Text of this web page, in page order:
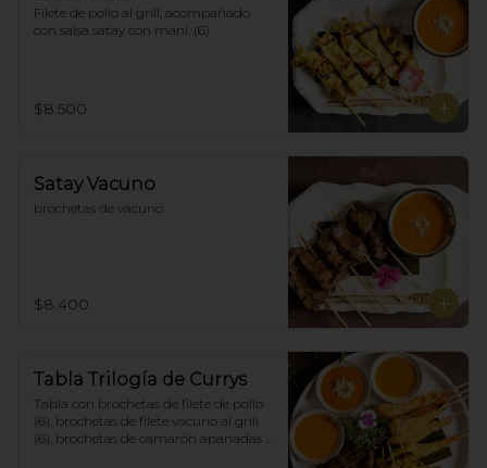
Filete de pollo al grill, acompañado
con salsa satay con maní. (6)
$8.500
Satay Vacuno
brochetas de vacuno
$8.400
Tabla Trilogía de Currys
Tabla con brochetas de filete de pollo
(6), brochetas de filete vacuno al grill
(6), brochetas de camarón apanadas